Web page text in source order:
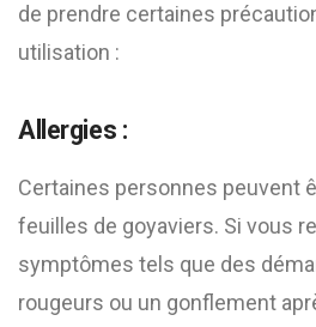
de prendre certaines
utilisation :
Allergies :
Certaines personnes peuvent
feuilles de goyaviers. Si vous
symptômes tels que des
rougeurs ou un gonflement